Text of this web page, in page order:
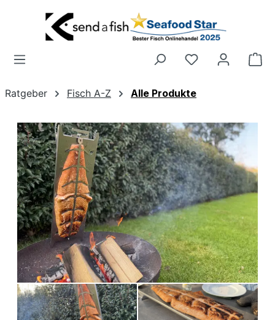
Zum Hauptinhalt springen
Ratgeber Fisch A-Z Alle Produkte